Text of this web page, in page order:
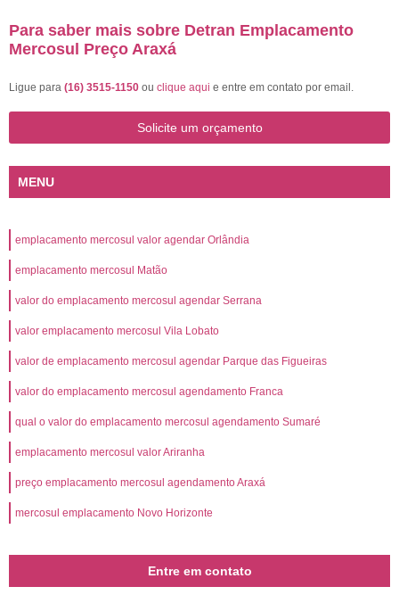
Para saber mais sobre Detran Emplacamento
Mercosul Preço Araxá
Ligue para (16) 3515-1150 ou clique aqui e entre em contato por email.
Solicite um orçamento
MENU
emplacamento mercosul valor agendar Orlândia
emplacamento mercosul Matão
valor do emplacamento mercosul agendar Serrana
valor emplacamento mercosul Vila Lobato
valor de emplacamento mercosul agendar Parque das Figueiras
valor do emplacamento mercosul agendamento Franca
qual o valor do emplacamento mercosul agendamento Sumaré
emplacamento mercosul valor Ariranha
preço emplacamento mercosul agendamento Araxá
mercosul emplacamento Novo Horizonte
Entre em contato